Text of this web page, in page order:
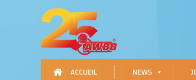
ACCUEIL NEWS